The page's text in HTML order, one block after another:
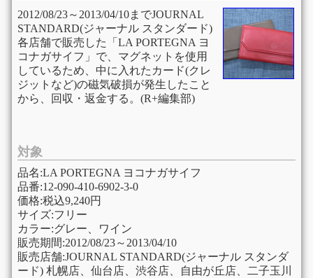
2012/08/23～2013/04/10までJOURNAL
STANDARD(ジャーナル スタンダード)
各店舗で販売した「LA PORTEGNA ヨ
コナガサイフ」で、マグネットを使用
しているため、中に入れたカード(クレ
ジットなど)の磁気破損が発生したこと
から、回収・返金する。(R+編集部)
対象
品名:LA PORTEGNA ヨコナガサイフ
品番:12-090-410-6902-3-0
価格:税込9,240円
サイズ:フリー
カラー:グレー、ワイン
販売期間:2012/08/23～2013/04/10
販売店舗:JOURNAL STANDARD(ジャーナル スタンダ
ード) 札幌店、仙台店、渋谷店、自由が丘店、二子玉川